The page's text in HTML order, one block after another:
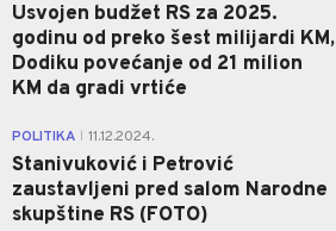
Usvojen budžet RS za 2025.
godinu od preko šest milijardi KM,
Dodiku povećanje od 21 milion
KM da gradi vrtiće
POLITIKA 11.12.2024.
Stanivuković i Petrović
zaustavljeni pred salom Narodne
skupštine RS (FOTO)